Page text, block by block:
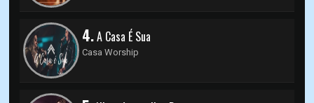
4.A Casa É Sua
Casa Worship